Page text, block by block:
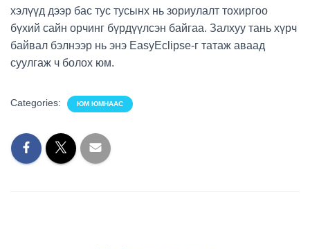
хэлүүд дээр бас тус тусынх нь зориулалт тохиргоо
бүхий сайн орчинг бүрдүүлсэн байгаа. Залхуу тань хүрч
байвал бэлнээр нь энэ EasyEclipse-г татаж аваад
суулгаж ч болох юм.
Categories: ЮМ ЮМНААС